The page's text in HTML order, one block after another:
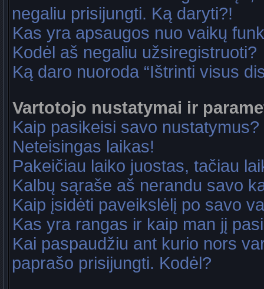
negaliu prisijungti. Ką daryti?!
Kas yra apsaugos nuo vaikų
Kodėl aš negaliu užsiregistruoti?
Ką daro nuoroda “Ištrinti visus
Vartotojo nustatymai ir
Kaip pasikeisi savo nustatymus?
Neteisingas laikas!
Pakeičiau laiko juostas, tačiau
Kalbų sąraše aš nerandu savo
Kaip įsidėti paveikslėlį po savo
Kas yra rangas ir kaip man jį
Kai paspaudžiu ant kurio nors
paprašo prisijungti. Kodėl?